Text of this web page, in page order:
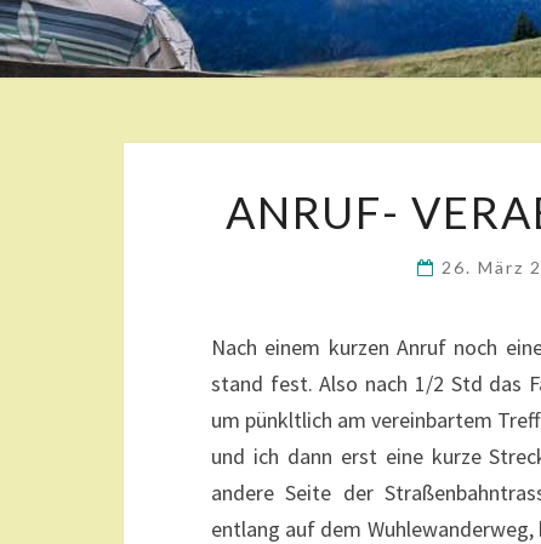
ANRUF-
26. März
Nach einem kurzen Anruf noch
stand fest. Also nach 1/2 Std das
um pünkltlich am vereinbartem
und ich dann erst eine kurze
andere Seite der
entlang auf dem Wuhlewanderweg,